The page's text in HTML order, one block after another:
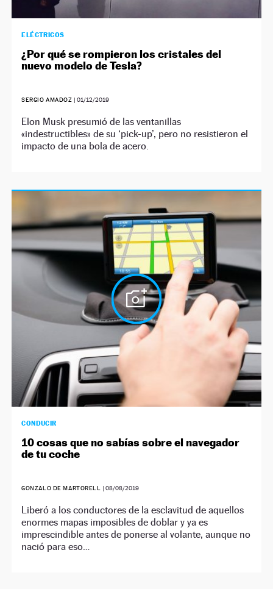
ELÉCTRICOS
¿Por qué se rompieron los cristales del
nuevo modelo de Tesla?
SERGIO AMADOZ | 01/12/2019
Elon Musk presumió de las ventanillas
«indestructibles» de su ‘pick-up’, pero no resistieron el
impacto de una bola de acero.
CONDUCIR
10 cosas que no sabías sobre el navegador
de tu coche
GONZALO DE MARTORELL | 08/08/2019
Liberó a los conductores de la esclavitud de aquellos
enormes mapas imposibles de doblar y ya es
imprescindible antes de ponerse al volante, aunque no
nació para eso…